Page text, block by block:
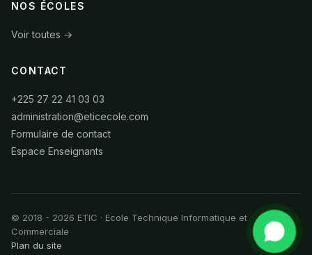
NOS ÉCOLES
Voir toutes →
CONTACT
+225 27 22 41 03 03
administration@eticecole.com
Formulaire de contact
Espace Enseignants
© 2018 - 2026 ETIC · Ecole Technique Informatique et
Commerciale
Plan du site